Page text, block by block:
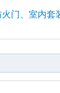
门、室内